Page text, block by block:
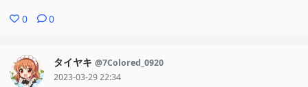
0 0
タイヤキ @7Colored_0920
2023-03-29 22:34